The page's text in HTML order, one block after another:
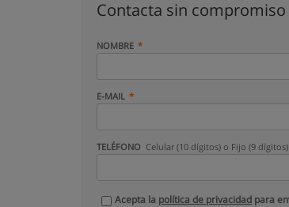
Contacta sin compromiso
NOMBRE
E-MAIL
TELÉFONO Celular (10 dígitos) o Fijo (9 dígitos)
Acepta la política de privacidad para